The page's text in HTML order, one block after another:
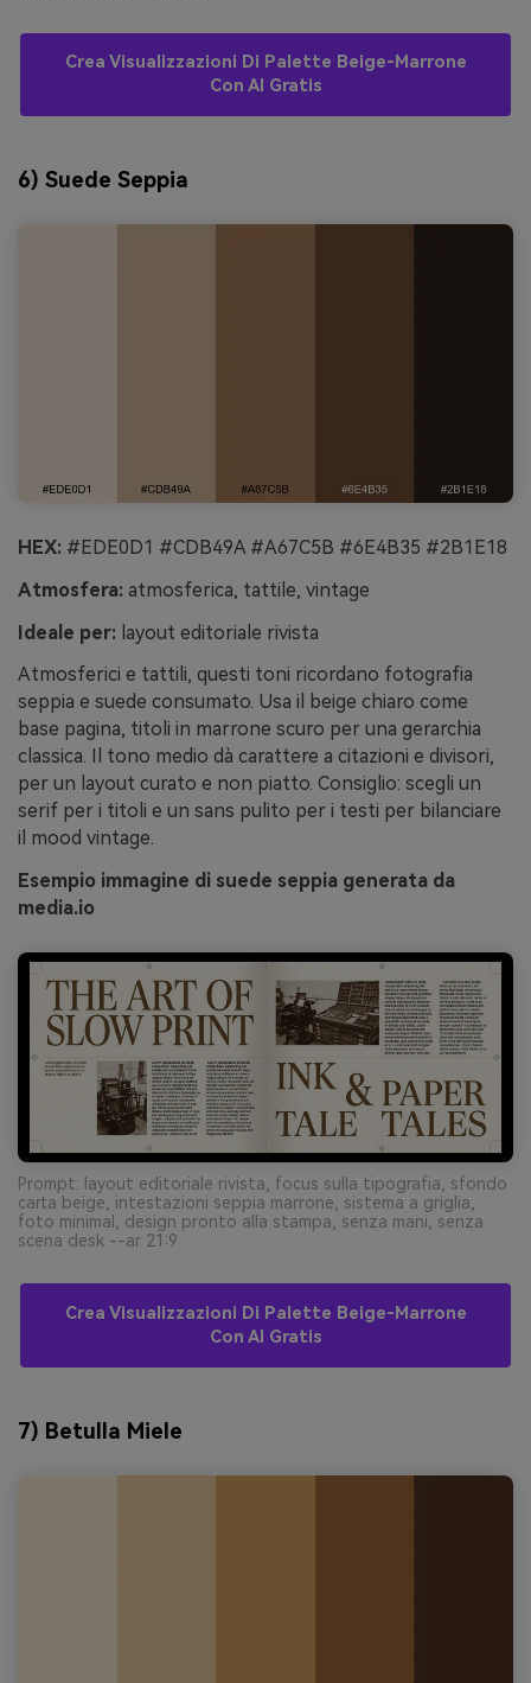
Crea Visualizzazioni Di Palette Beige-Marrone
Con AI Gratis
6) Suede Seppia
HEX: #EDE0D1 #CDB49A #A67C5B #6E4B35 #2B1E18
Atmosfera: atmosferica, tattile, vintage
Ideale per: layout editoriale rivista
Atmosferici e tattili, questi toni ricordano fotografia
seppia e suede consumato. Usa il beige chiaro come
base pagina, titoli in marrone scuro per una gerarchia
classica. Il tono medio dà carattere a citazioni e divisori,
per un layout curato e non piatto. Consiglio: scegli un
serif per i titoli e un sans pulito per i testi per bilanciare
il mood vintage.
Esempio immagine di suede seppia generata da
media.io
Prompt: layout editoriale rivista, focus sulla tipografia, sfondo
carta beige, intestazioni seppia marrone, sistema a griglia,
foto minimal, design pronto alla stampa, senza mani, senza
scena desk --ar 21:9
Crea Visualizzazioni Di Palette Beige-Marrone
Con AI Gratis
7) Betulla Miele